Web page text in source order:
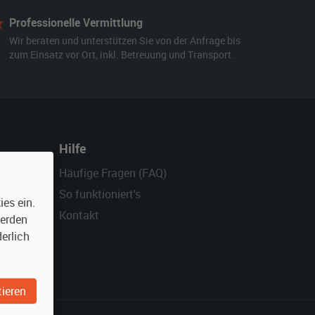
Professionelle Vermittlung
Wir beraten und unterstützen Sie von der Anfrage bis
zum Einsatz vor Ort, inkl. Betreuung und Transport.
Hilfe
Häufige Fragen (FAQ)
So funktioniert's
Kontakt
ein.